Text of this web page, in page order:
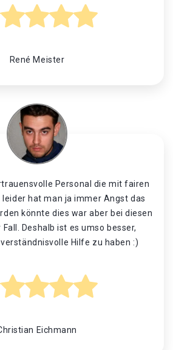
René Meister
Personal die mit fairen
leider hat man ja immer Angst das
könnte dies war aber bei diesen
Deshalb ist es umso besser,
Hilfe zu haben :)
Eichmann